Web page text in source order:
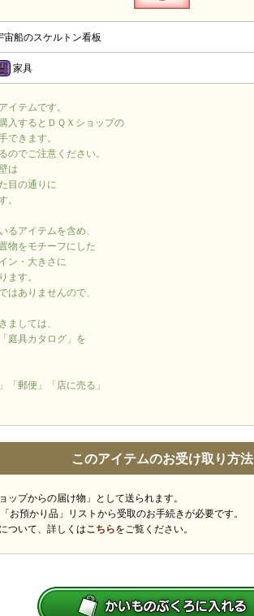
宙船のスケルトン看板
家具
イテムです。
入するとＤＱＸショップの
できます。
でご注意ください。
は
目の通りに
。
アイテムを含め、
物をモチーフにした
ン・大きさに
ます。
はありませんので、
ましては、
庭具カタログ」を
郵便」「店に売る」
このアイテムのお受け取り方法
ップからの届け物」として送られます。
お預かり品」リストから受取のお手続きが必要です。
ついて、詳しくはこちらをご覧ください。